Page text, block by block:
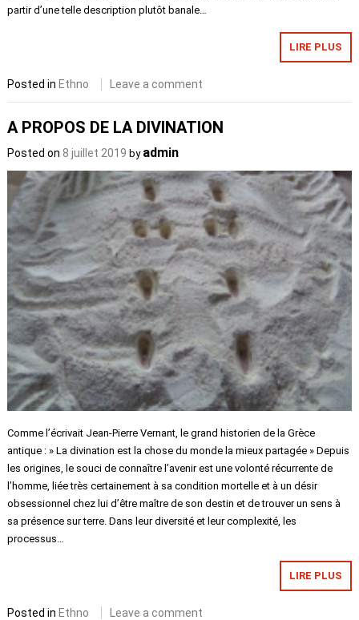
partir d’une telle description plutôt banale…
LIRE PLUS
Posted in Ethno Leave a comment
A PROPOS DE LA DIVINATION
Posted on 8 juillet 2019 by admin
Comme l’écrivait Jean-Pierre Vernant, le grand historien de la Grèce
antique : » La divination est la chose du monde la mieux partagée » Depuis
les origines, le souci de connaître l’avenir est une volonté récurrente de
l’homme, liée très certainement à sa condition mortelle et à un désir
obsessionnel chez lui d’être maître de son destin et de trouver un sens à
sa présence sur terre. Dans leur diversité et leur complexité, les
processus…
LIRE PLUS
Posted in Ethno Leave a comment